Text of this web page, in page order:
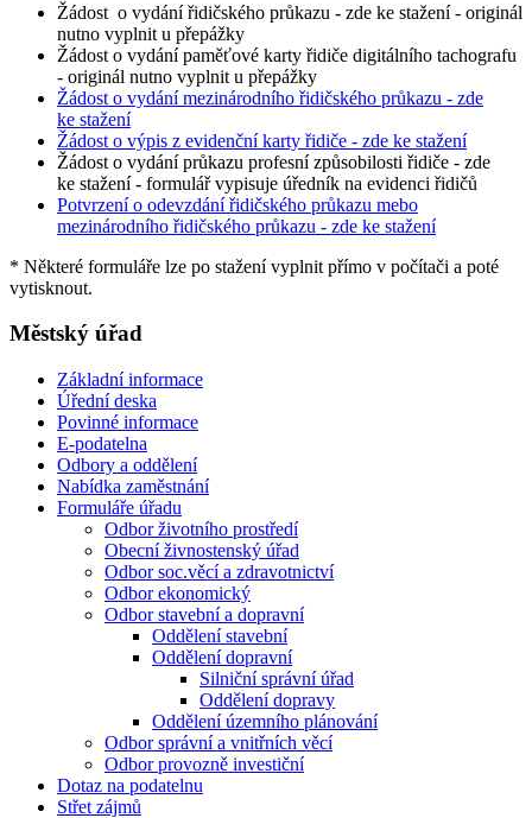
Žádost o vydání řidičského průkazu - zde ke stažení - originál
nutno vyplnit u přepážky
Žádost o vydání paměťové karty řidiče digitálního tachografu
- originál nutno vyplnit u přepážky
Žádost o vydání mezinárodního řidičského průkazu - zde
ke stažení
Žádost o výpis z evidenční karty řidiče - zde ke stažení
Žádost o vydání průkazu profesní způsobilosti řidiče - zde
ke stažení - formulář vypisuje úředník na evidenci řidičů
Potvrzení o odevzdání řidičského průkazu mebo
mezinárodního řidičského průkazu - zde ke stažení
* Některé formuláře lze po stažení vyplnit přímo v počítači a poté
vytisknout.
Městský úřad
Základní informace
Úřední deska
Povinné informace
E-podatelna
Odbory a oddělení
Nabídka zaměstnání
Formuláře úřadu
Odbor životního prostředí
Obecní živnostenský úřad
Odbor soc.věcí a zdravotnictví
Odbor ekonomický
Odbor stavební a dopravní
Oddělení stavební
Oddělení dopravní
Silniční správní úřad
Oddělení dopravy
Oddělení územního plánování
Odbor správní a vnitřních věcí
Odbor provozně investiční
Dotaz na podatelnu
Střet zájmů